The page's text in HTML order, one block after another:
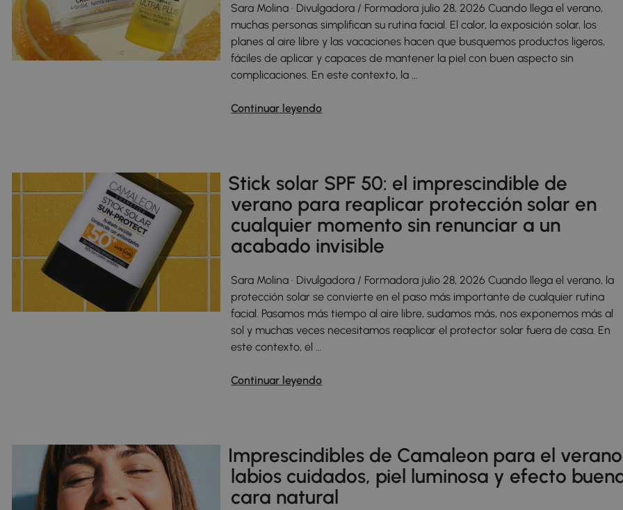
Sara Molina · Divulgadora / Formadora julio 28, 2026 Cuando llega el verano,
muchas personas simplifican su rutina facial. El calor, la exposición solar, los
planes al aire libre y las vacaciones hacen que busquemos productos ligeros,
fáciles de aplicar y capaces de mantener la piel con buen aspecto sin
complicaciones. En este contexto, la …
Continuar leyendo
Stick solar SPF 50: el imprescindible de
verano para reaplicar protección solar en
cualquier momento sin renunciar a un
acabado invisible
Sara Molina · Divulgadora / Formadora julio 28, 2026 Cuando llega el verano, la
protección solar se convierte en el paso más importante de cualquier rutina
facial. Pasamos más tiempo al aire libre, sudamos más, nos exponemos más al
sol y muchas veces necesitamos reaplicar el protector solar fuera de casa. En
este contexto, el …
Continuar leyendo
Imprescindibles de Camaleon para el
labios cuidados, piel luminosa y efecto
cara natural